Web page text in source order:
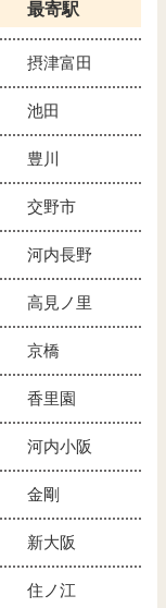
最寄駅
摂津富田
池田
豊川
交野市
河内長野
高見ノ里
京橋
香里園
河内小阪
金剛
新大阪
住ノ江